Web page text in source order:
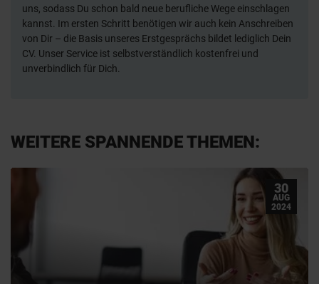
uns, sodass Du schon bald neue berufliche Wege einschlagen
kannst. Im ersten Schritt benötigen wir auch kein Anschreiben
von Dir – die Basis unseres Erstgesprächs bildet lediglich Dein
CV. Unser Service ist selbstverständlich kostenfrei und
unverbindlich für Dich.
WEITERE SPANNENDE THEMEN:
30
AUG
2024